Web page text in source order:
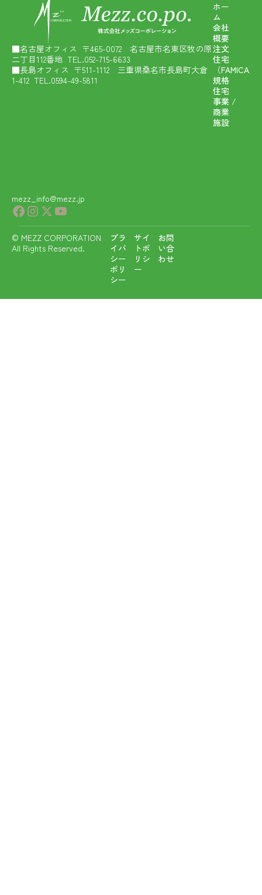
■名古屋オフィス 〒465-0072 名古屋市名東区牧の原
二丁目112番地 TEL.052-715-6633
■長島オフィス 〒511-1112 三重県桑名市長島町大倉
1-412 TEL.0594-49-5811
ホー
ム
会社
概要
注文
住宅
（FAMICA）
規格
住宅
事業 /
商業
施設
mezz_info@mezz.jp
© MEZZ CORPORATION
All Rights Reserved.
プラ
イバ
シー
ポリ
シー
サイ
トポ
リシ
ー
お問
い合
わせ